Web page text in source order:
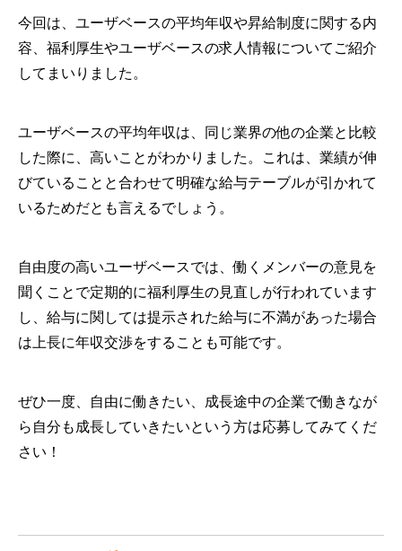
今回は、ユーザベースの平均年収や昇給制度に関する内
容、福利厚生やユーザベースの求人情報についてご紹介
してまいりました。
ユーザベースの平均年収は、同じ業界の他の企業と比較
した際に、高いことがわかりました。これは、業績が伸
びていることと合わせて明確な給与テーブルが引かれて
いるためだとも言えるでしょう。
自由度の高いユーザベースでは、働くメンバーの意見を
聞くことで定期的に福利厚生の見直しが行われています
し、給与に関しては提示された給与に不満があった場合
は上長に年収交渉をすることも可能です。
ぜひ一度、自由に働きたい、成長途中の企業で働きなが
ら自分も成長していきたいという方は応募してみてくだ
さい！